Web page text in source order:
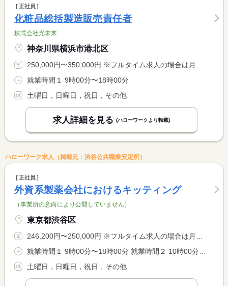
正社員
化粧品総括製造販売責任者
株式会社光未来
神奈川県横浜市港北区
250,000円〜350,000円 ※フルタイム求人の場合は月額（換算額）、パート求人の場合は時間額を表示しています。
就業時間１ 9時00分〜18時00分
土曜日，日曜日，祝日，その他
求人詳細を見る (ハローワークより転載)
ハローワーク求人（掲載元：渋谷公共職業安定所）
正社員
外資系製薬会社におけるキッティング
（事業所の意向により公開していません）
東京都渋谷区
246,200円〜250,000円 ※フルタイム求人の場合は月額（換算額）、パート求人の場合は時間額を表示しています。
土曜日，日曜日，祝日，その他